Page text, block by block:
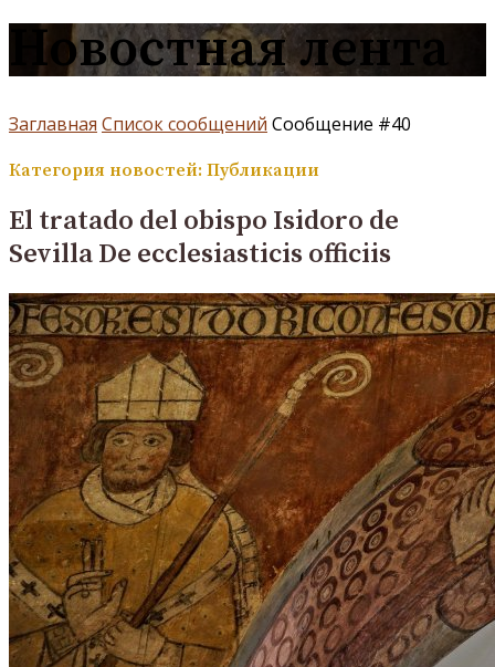
Новостная лента
Заглавная Список сообщений Сообщение #40
Категория новостей: Публикации
El tratado del obispo Isidoro de
Sevilla De ecclesiasticis officiis